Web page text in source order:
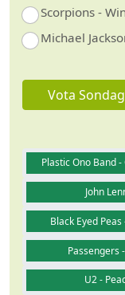
Scorpions -
Michael
Vota
Plastic Ono Band
John
Black Eyed
Passengers
U2 -